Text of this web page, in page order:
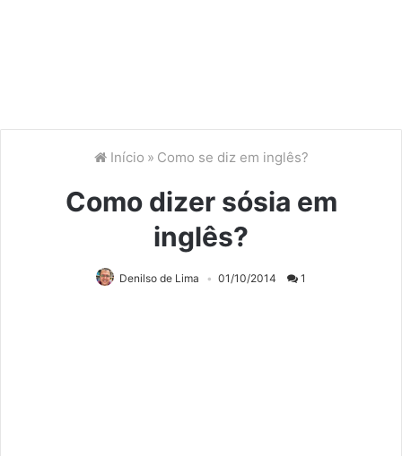
Início » Como se diz em inglês?
Como dizer sósia em
inglês?
Denilso de Lima 01/10/2014 1